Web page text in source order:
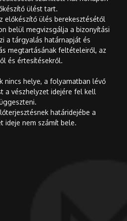
ülést tart.
előkészítő ülés berekesztésétől
belül megvizsgálja a bizonyítási
a tárgyalás határnapját és
megtartásának feltételeiről, az
és értesítésekről.
nincs helye, a folyamatban lévő
a vészhelyzet idejére fel kell
határidejébe a
ideje nem számít bele.